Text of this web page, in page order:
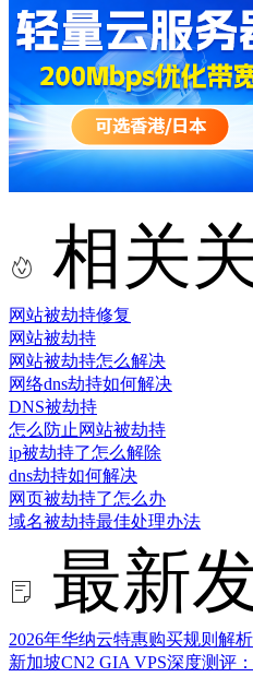
相关
网站被劫持修复
网站被劫持
网站被劫持怎么解决
网络dns劫持如何解决
DNS被劫持
怎么防止网站被劫持
ip被劫持了怎么解除
dns劫持如何解决
网页被劫持了怎么办
域名被劫持最佳处理办法
最新
2026年华纳云特惠购买规则解
新加坡CN2 GIA VPS深度测评